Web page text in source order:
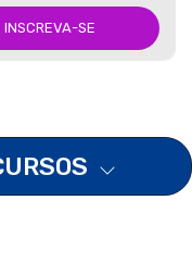
INSCREVA-SE